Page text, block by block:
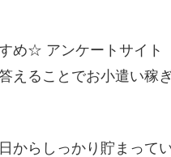
め☆ アンケートサイト
えることでお小遣い稼
からしっかり貯まって